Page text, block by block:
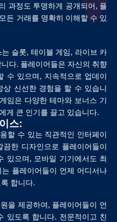
과정도 투명하게 공개되어, 플
든 거래를 명확히 이해할 수 있
슬롯, 테이블 게임, 라이브 카
다. 플레이어들은 자신의 취향
수 있으며, 지속적으로 업데이
상 신선한 경험을 할 수 있습니
임은 다양한 테마와 보너스 기
게 큰 인기를 끌고 있습니다.
스:
할 수 있는 직관적인 인터페이
한 디자인으로 플레이어들이
있으며, 모바일 기기에서도 최
플레이어들이 언제 어디서나
합니다.
을 제공하여, 플레이어들이 언
있도록 합니다. 전문적이고 친